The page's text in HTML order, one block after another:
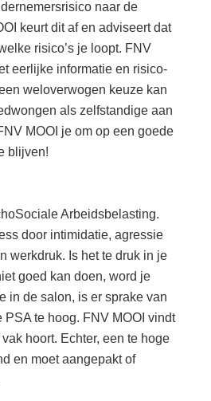
naar de
keurt dit af en adviseert dat
risico’s je loopt. FNV
eerlijke informatie en risico-
weloverwogen keuze kan
als zelfstandige aan
MOOI je om op een goede
blijven!
Arbeidsbelasting.
door intimidatie, agressie
werkdruk. Is het te druk in je
goed kan doen, word je
in de salon, is er sprake van
PSA te hoog. FNV MOOI vindt
hoort. Echter, een te hoge
en moet aangepakt of